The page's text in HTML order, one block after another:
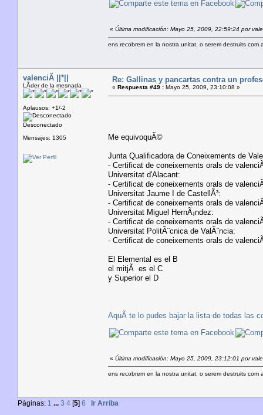
« Última modificación: Mayo 25, 2009, 22:59:24 por
ens recobrem en la nostra unitat, o serem destruits com
valenciÃ ||*||
LÃ­der de la mesnada
Aplausos: +1/-2
Desconectado
Mensajes: 1305
Re: Gallinas y pancartas contra un
« Respuesta #49 : Mayo 25, 2009, 23:10:08 »
Me equivoquÃ©
Junta Qualificadora de Coneixements de
- Certificat de coneixements orals de
Universitat d'Alacant:
- Certificat de coneixements orals de
Universitat Jaume I de CastellÃ³:
- Certificat de coneixements orals de
Universitat Miguel HernÃ¡ndez:
- Certificat de coneixements orals de
Universitat PolitÃ¨cnica de ValÃ¨ncia:
- Certificat de coneixements orals de
El Elemental es el B
el mitjÃ es el C
y Superior el D
AquÃ­ te lo pudes bajar la lista de todas las
« Última modificación: Mayo 25, 2009, 23:12:01 por
ens recobrem en la nostra unitat, o serem destruits com
Páginas: 1 ... 3 4 [5] 6 Ir Arriba